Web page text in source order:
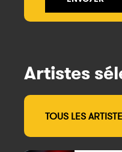
Artistes